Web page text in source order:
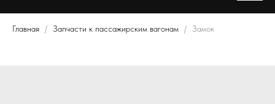
Главная Запчасти к пассажирским вагонам Замок